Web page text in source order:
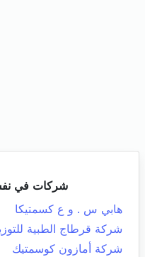
شركات في
هابي س . و ع كسمتيكا
شركة قرطاج الطبية
شركة أمازون كوسمتيك